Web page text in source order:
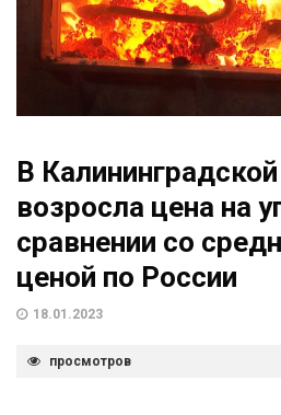
В
возросла цена на
сравнении со
ценой по России
18.01.2023
просмотров